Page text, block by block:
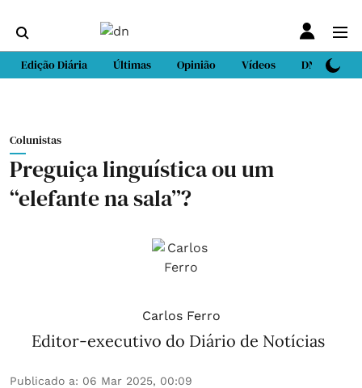
Edição Diária Últimas Opinião Vídeos DN Sport
Colunistas
Preguiça linguística ou um
“elefante na sala”?
Carlos Ferro
Editor-executivo do Diário de Notícias
Publicado a: 06 Mar 2025, 00:09